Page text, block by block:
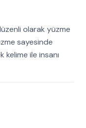
olarak yüzme
sayesinde
ile insanı